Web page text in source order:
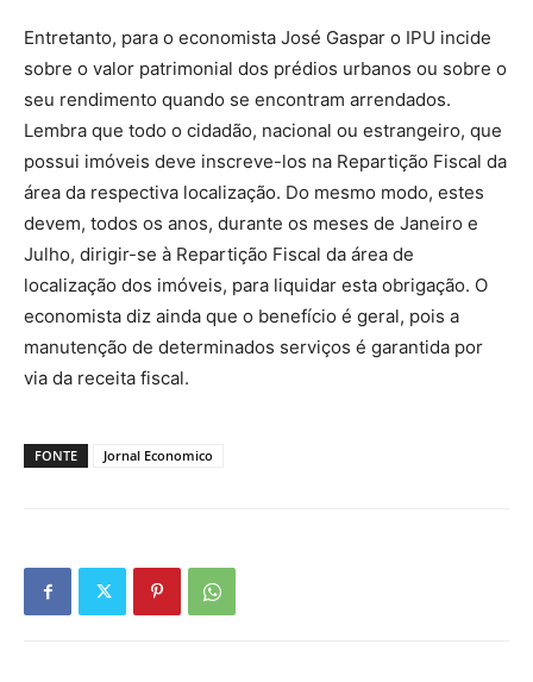
Entretanto, para o economista José Gaspar o IPU incide
sobre o valor patrimonial dos prédios urbanos ou sobre o
seu rendimento quando se encontram arrendados.
Lembra que todo o cidadão, nacional ou estrangeiro, que
possui imóveis deve inscreve-los na Repartição Fiscal da
área da respectiva localização. Do mesmo modo, estes
devem, todos os anos, durante os meses de Janeiro e
Julho, dirigir-se à Repartição Fiscal da área de
localização dos imóveis, para liquidar esta obrigação. O
economista diz ainda que o benefício é geral, pois a
manutenção de determinados serviços é garantida por
via da receita fiscal.
FONTE Jornal Economico